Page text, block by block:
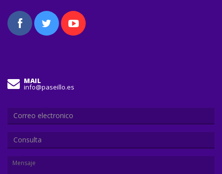
MAIL
info@paseillo.es
Consulta